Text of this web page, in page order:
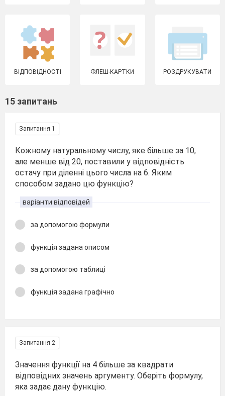
ВІДПОВІДНОСТІ ФЛЕШ-КАРТКИ РОЗДРУКУВАТИ
15 запитань
Запитання 1
Кожному натуральному числу, яке більше за 10,
але менше від 20, поставили у відповідність
остачу при діленні цього числа на 6. Яким
способом задано цю функцію?
варіанти відповідей
за допомогою формули
функція задана описом
за допомогою таблиці
функція задана графічно
Запитання 2
Значення функції на 4 більше за квадрати
відповідних значень аргументу. Оберіть формулу,
яка задає дану функцію.